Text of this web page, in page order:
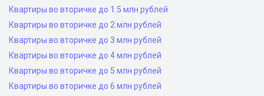
Квартиры во вторичке до 1.5 млн рублей
Квартиры во вторичке до 2 млн рублей
Квартиры во вторичке до 3 млн рублей
Квартиры во вторичке до 4 млн рублей
Квартиры во вторичке до 5 млн рублей
Квартиры во вторичке до 6 млн рублей